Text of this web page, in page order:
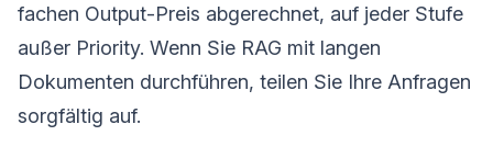
fachen Output-Preis abgerechnet, auf jeder Stufe
außer Priority. Wenn Sie RAG mit langen
Dokumenten durchführen, teilen Sie Ihre Anfragen
sorgfältig auf.